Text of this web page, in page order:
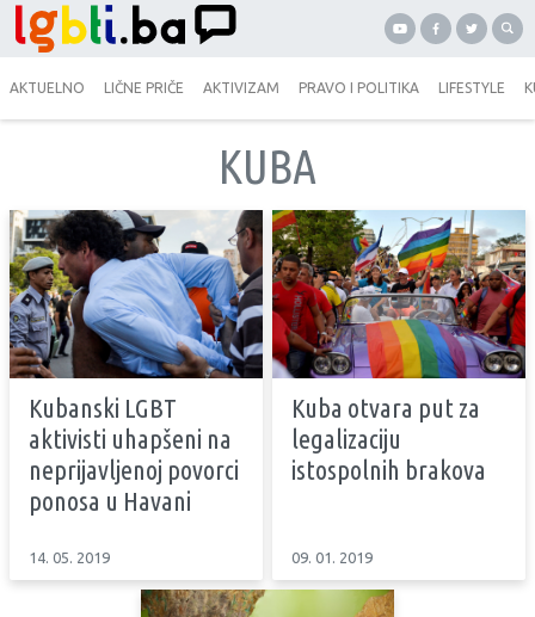
AKTUELNO LIČNE PRIČE AKTIVIZAM PRAVO I POLITIKA LIFESTYLE
KUBA
Kubanski LGBT
aktivisti uhapšeni na
neprijavljenoj povorci
ponosa u Havani
14. 05. 2019
Kuba otvara put za
legalizaciju
istospolnih brakova
09. 01. 2019